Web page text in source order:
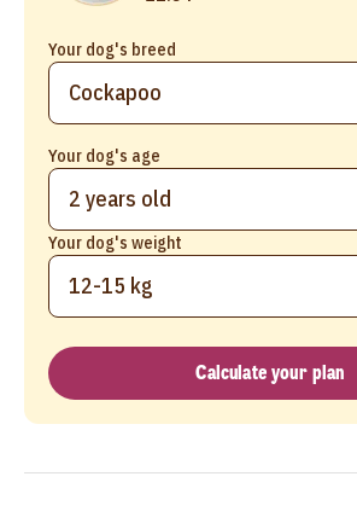
Your dog's breed
Your dog's age
2 years old
Your dog's weight
12-15 kg
Calculate your plan